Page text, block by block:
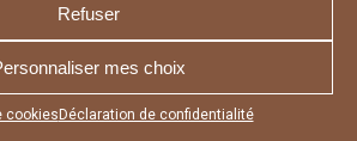
Refuser
mes choix
cookies Déclaration de confidentialité
partager en bas de votre